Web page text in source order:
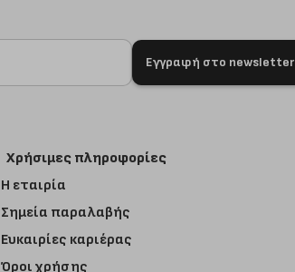
Εγγραφή στο newsletter
Χρήσιμες πληροφορίες
Η εταιρία
Σημεία παραλαβής
Ευκαιρίες καριέρας
Όροι χρήσης